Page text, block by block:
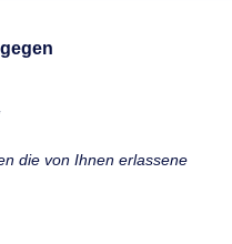
die von Ihnen erlassene